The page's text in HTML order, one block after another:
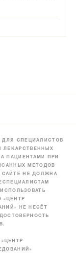
ДЛЯ СПЕЦИАЛИСТОВ
ЛЕКАРСТВЕННЫХ
ПАЦИЕНТАМИ ПРИ
МЕТОДОВ
НЕ ДОЛЖНА
«ЦЕНТР
НЕ НЕСЁТ